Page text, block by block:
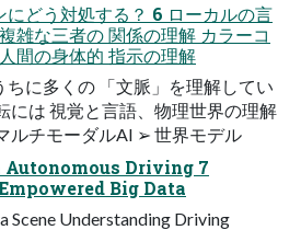
にどう対処する？ 6 ローカルの⾔
雑な三者の 関係の理解 カラーコ
間の⾝体的 指⽰の理解
ちに多くの 「⽂脈」を理解してい
には 視覚と⾔語、物理世界の理解
ルチモーダルAI ➢ 世界モデル
Autonomous Driving 7
Big Data
Scene Understanding Driving